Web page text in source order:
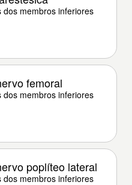
membros inferiores
femoral
membros inferiores
poplíteo lateral
membros inferiores